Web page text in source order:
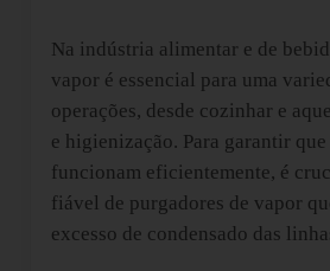
Na indústria alimentar e de
vapor é essencial para uma
operações, desde cozinhar e
e higienização. Para garantir que
funcionam eficientemente, é
fiável de purgadores de vapor
excesso de condensado das